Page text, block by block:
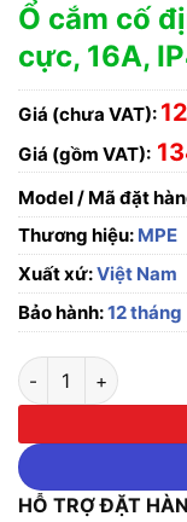
Ổ cắm cố
cực, 16A,
Giá (chưa VAT):
Giá (gồm VAT):
Model / Mã đặt
Thương hiệu: MPE
Xuất xứ:Việt Nam
Bảo hành:12 tháng
Ổ cắm cố định bắt
HỖ TRỢ ĐẶT